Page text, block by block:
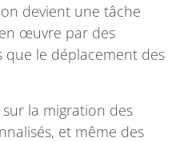
devient une tâche
œuvre par des
que le déplacement des
la migration des
et même des